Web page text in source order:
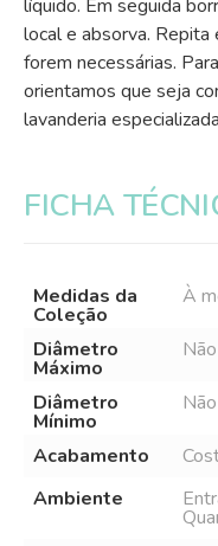
líquido. Em seguida
local e absorva.
forem necessárias.
orientamos que seja
lavanderia
FICHA
Medidas da
Coleção
À
Diâmetro
Máximo
Não
Diâmetro
Mínimo
Não
Acabamento
Ambiente